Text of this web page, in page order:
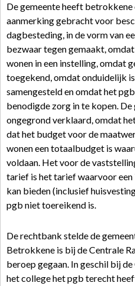
De gemeente heeft
aanmerking gebracht voor
dagbesteding, in de vorm van
bezwaar tegen gemaakt,
wonen in een instelling, omdat
toegekend, omdat onduidelijk
samengesteld en omdat het
benodigde zorg in te kopen.
ongegrond verklaard, omdat
dat het budget voor de
wonen een totaalbudget is
voldaan. Het voor de
tarief is het tarief waarvoor
kan bieden (inclusief
pgb niet toereikend is.
De rechtbank stelde de
Betrokkene is bij de Centrale
beroep gegaan. In geschil bij
het college het pgb terecht